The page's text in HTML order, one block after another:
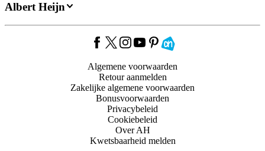
Albert Heijn
Algemene voorwaarden
Retour aanmelden
Zakelijke algemene voorwaarden
Bonusvoorwaarden
Privacybeleid
Cookiebeleid
Over AH
Kwetsbaarheid melden